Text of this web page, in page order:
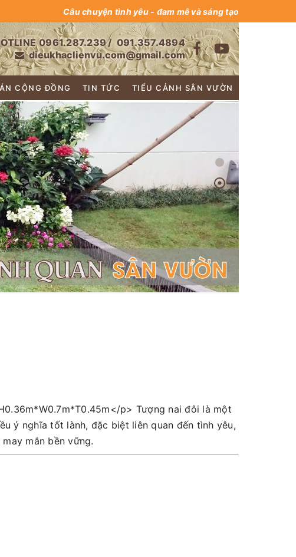
Câu chuyện tình yêu - đam mê và sáng tạo
0961.287.239/ 091.357.4894
dieukhaclienvu.com@gmail.com
CỘNG ĐỒNG TIN TỨC TIỂU CẢNH SÂN VƯỜN
p> Tượng nai đôi là một
ý nghĩa tốt lành, đặc biệt liên quan đến tình yêu,
mắn bền vững.